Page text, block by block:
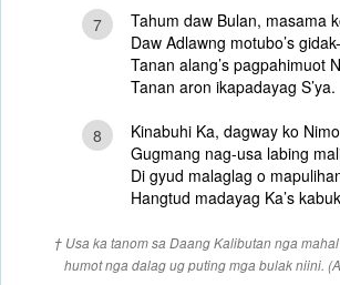
7
Tahum daw Bulan, masama
Daw Adlawng motubo’s
Tanan alang’s pagpahimuot
Tanan aron ikapadayag S’ya.
8
Kinabuhi Ka, dagway ko
Gugmang nag-usa labing
Di gyud malaglag o
Hangtud madayag Ka’s
† Usa ka tanom sa Daang Kalibutan nga
humot nga dalag ug puting mga bulak niini.